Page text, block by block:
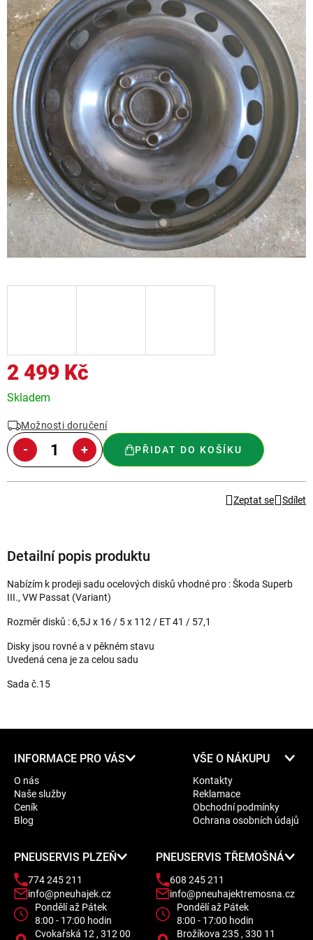
2 499 Kč
Měrná
Skladem
Možnosti doručení
PŘIDAT DO KOŠÍKU
Zeptat se Sdílet
Detailní popis produktu
Nabízím k prodeji sadu ocelových disků vhodné pro : Škoda Superb
III., VW Passat (Variant)
Rozměr disků : 6,5J x 16 / 5 x 112 / ET 41 / 57,1
Disky jsou rovné a v pěkném stavu
Uvedená cena je za celou sadu
Sada č.15
INFORMACE PRO VÁS
O nás
Naše služby
Ceník
Blog
VŠE O NÁKUPU
Kontakty
Reklamace
Obchodní podmínky
Ochrana osobních údajů
PNEUSERVIS PLZEŇ
774 245 211
info@pneuhajek.cz
Pondělí až Pátek
8:00 - 17:00 hodin
Cvokařská 12 , 312 00
PNEUSERVIS TŘEMOŠNÁ
608 245 211
info@pneuhajektremosna.cz
Pondělí až Pátek
8:00 - 17:00 hodin
Brožíkova 235 , 330 11